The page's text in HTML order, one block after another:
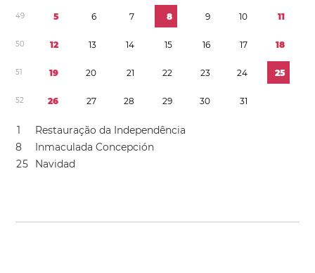
49 5 6 7 8 9 10 11
50 12 13 14 15 16 17 18
51 19 20 21 22 23 24 25
52 26 27 28 29 30 31
1
Restauração da Independência
8
Inmaculada Concepción
25 Navidad